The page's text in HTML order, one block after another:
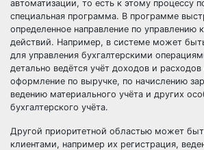
автоматизации, то есть к этому процессу
специальная программа. В программе
определенное направление по управлению
действий. Например, в системе может
для управления бухгалтерскими
детально ведётся учёт доходов и расходов
оформление по выручке, по начислению
ведению материального учёта и других
бухгалтерского учёта.
Другой приоритетной областью может
клиентами, например их регистрация,